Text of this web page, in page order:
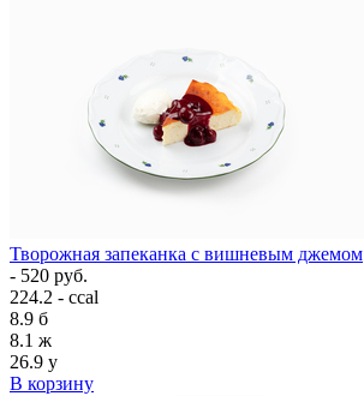
Творожная запеканка с вишневым джемом
- 520 руб.
224.2 - ccal
8.9 б
8.1 ж
26.9 у
В корзину